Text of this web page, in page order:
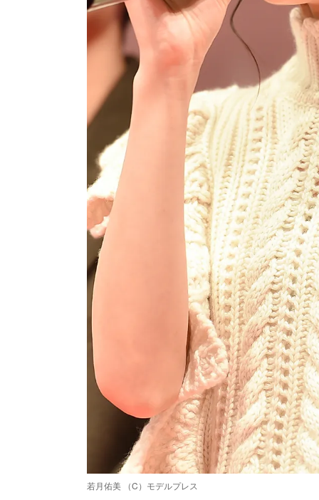
若月佑美 （C）モデルプレス